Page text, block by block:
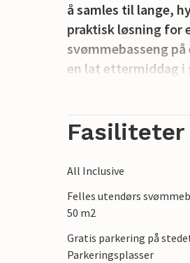
å samles til lange,
praktisk løsning for
svømmebasseng
en lat ettermiddag i
inn til Benicasim
Fasiliteter
All Inclusive
Felles utendørs
50 m2
Gratis parkering på
Parkeringsplasser